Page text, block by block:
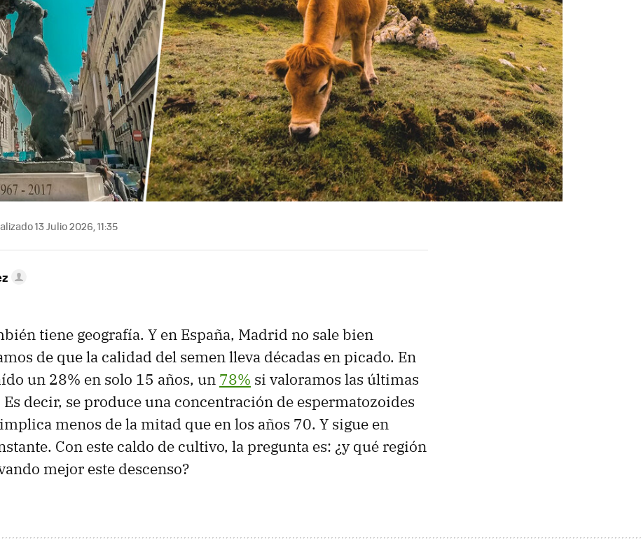
13 Julio 2026, 11:35
tiene geografía. Y en España, Madrid no sale bien
de que la calidad del semen lleva décadas en picado. En
un 28% en solo 15 años, un 78% si valoramos las últimas
Es decir, se produce una concentración de espermatozoides
menos de la mitad que en los años 70. Y sigue en
Con este caldo de cultivo, la pregunta es: ¿y qué región
mejor este descenso?